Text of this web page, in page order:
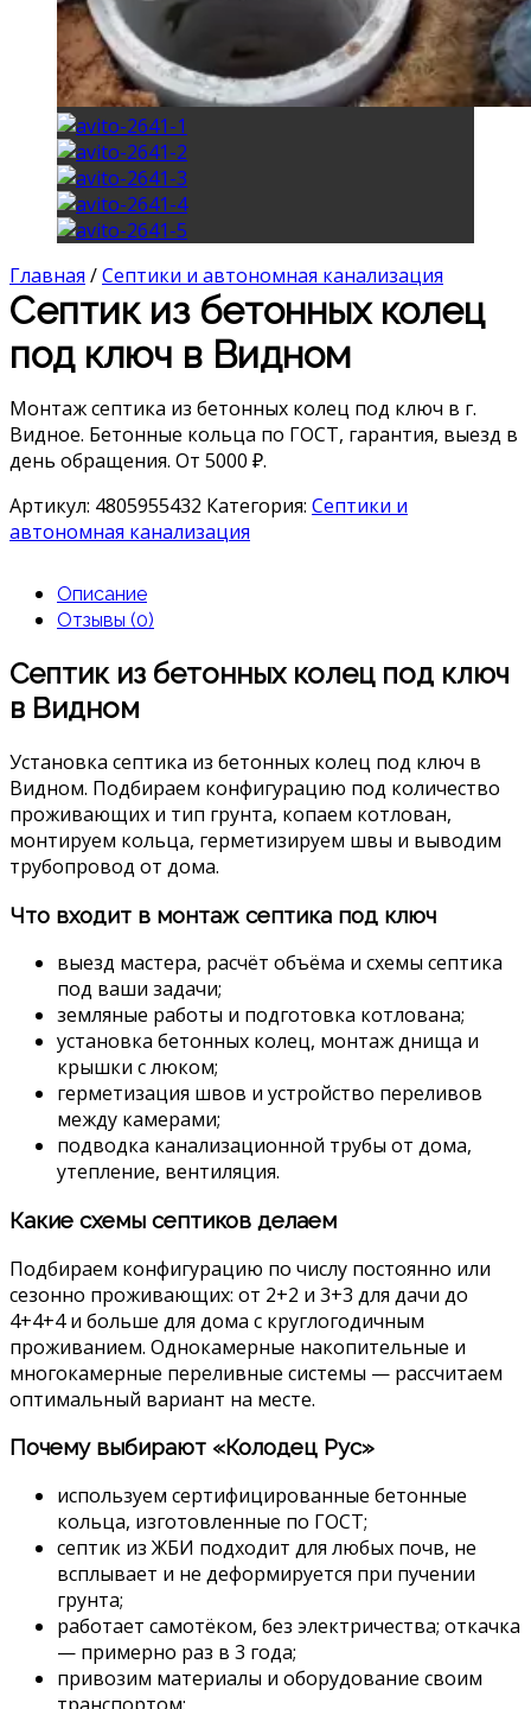
Главная /Септики и автономная канализация
Септик из бетонных колец
под ключ в Видном
Монтаж септика из бетонных колец под ключ в г.
Видное. Бетонные кольца по ГОСТ, гарантия, выезд в
день обращения. От 5000 ₽.
Артикул: 4805955432 Категория: Септики и
автономная канализация
Описание
Отзывы (0)
Септик из бетонных колец под ключ
в Видном
Установка септика из бетонных колец под ключ в
Видном. Подбираем конфигурацию под количество
проживающих и тип грунта, копаем котлован,
монтируем кольца, герметизируем швы и выводим
трубопровод от дома.
Что входит в монтаж септика под ключ
выезд мастера, расчёт объёма и схемы септика
под ваши задачи;
земляные работы и подготовка котлована;
установка бетонных колец, монтаж днища и
крышки с люком;
герметизация швов и устройство переливов
между камерами;
подводка канализационной трубы от дома,
утепление, вентиляция.
Какие схемы септиков делаем
Подбираем конфигурацию по числу постоянно или
сезонно проживающих: от 2+2 и 3+3 для дачи до
4+4+4 и больше для дома с круглогодичным
проживанием. Однокамерные накопительные и
многокамерные переливные системы — рассчитаем
оптимальный вариант на месте.
Почему выбирают «Колодец Рус»
используем сертифицированные бетонные
кольца, изготовленные по ГОСТ;
септик из ЖБИ подходит для любых почв, не
всплывает и не деформируется при пучении
грунта;
работает самотёком, без электричества; откачка
— примерно раз в 3 года;
привозим материалы и оборудование своим